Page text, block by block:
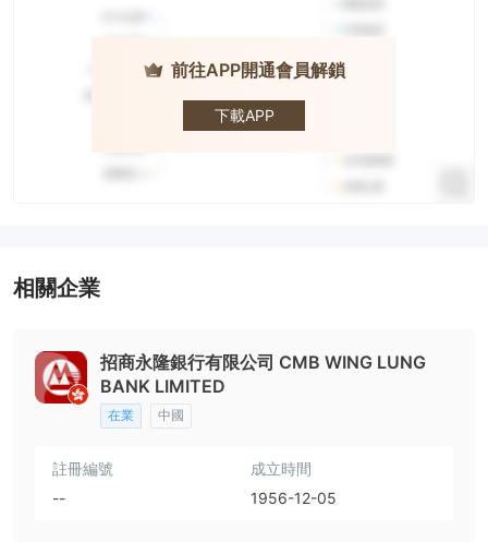
前往APP開通會員解鎖
下載APP
CMB Wing
招商永隆銀
行
相關企業
招商永隆銀行有限公司 CMB WING LUNG
BANK LIMITED
在業 中國
註冊編號
--
成立時間
1956-12-05